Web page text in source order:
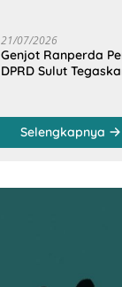
21/07/2026
Genjot Ranperda
DPRD Sulut
Selengkapnya